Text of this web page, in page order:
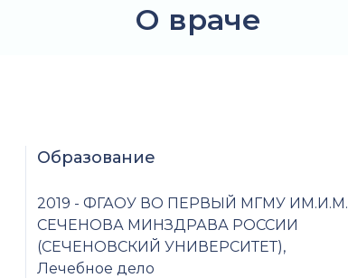
О враче
Образование
2019 - ФГАОУ ВО ПЕРВЫЙ МГМУ ИМ.И.М.
СЕЧЕНОВА МИНЗДРАВА РОССИИ
(СЕЧЕНОВСКИЙ УНИВЕРСИТЕТ),
Лечебное дело